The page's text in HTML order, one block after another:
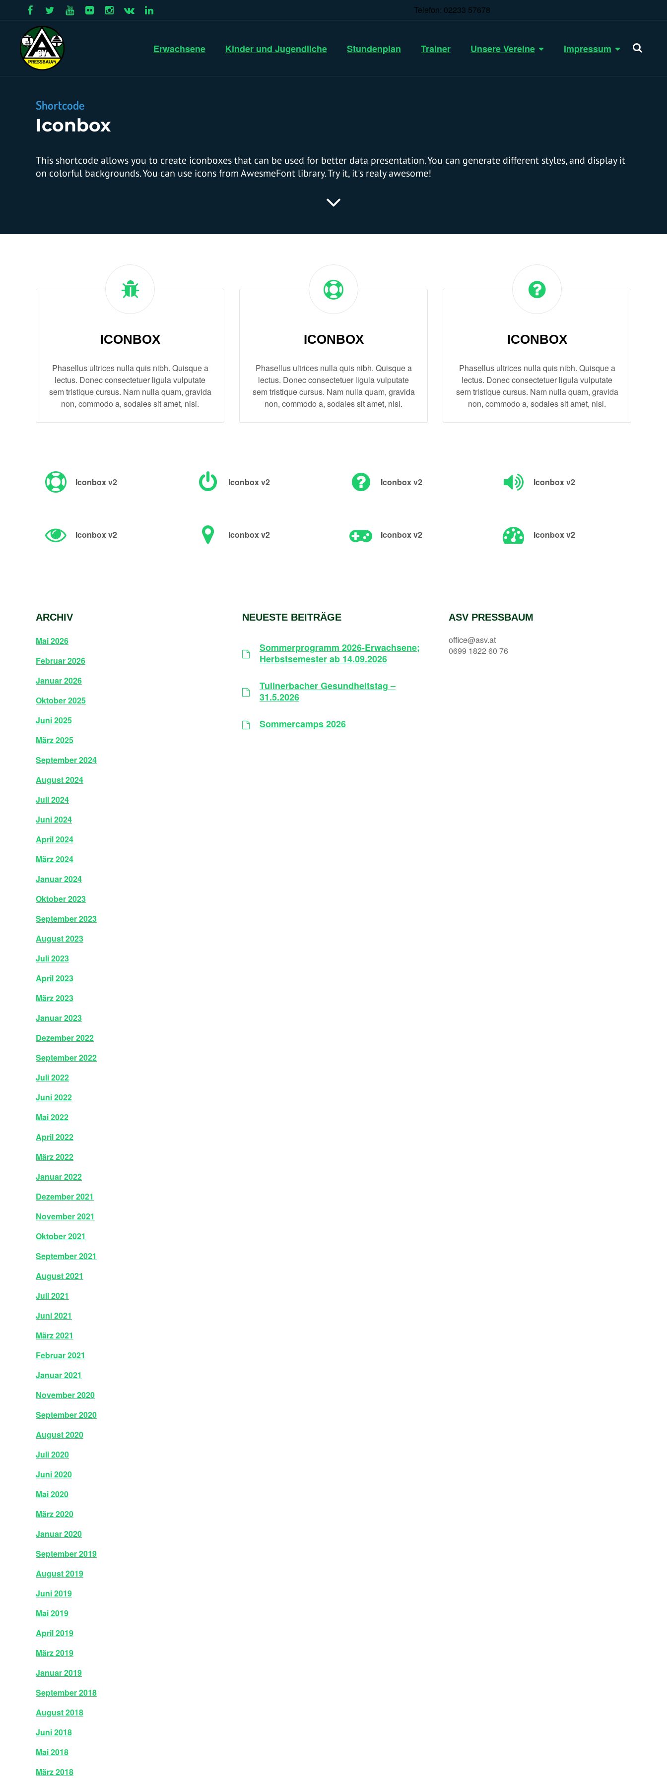
Telefon: 02233 57678
Erwachsene Kinder und Jugendliche Stundenplan Trainer Unsere Vereine Impressum
Shortcode
Iconbox
This shortcode allows you to create iconboxes that can be used for better data presentation. You can generate different styles, and display it
on colorful backgrounds. You can use icons from AwesmeFont library. Try it, it's realy awesome!
ICONBOX
Phasellus ultrices nulla quis nibh. Quisque a
lectus. Donec consectetuer ligula vulputate
sem tristique cursus. Nam nulla quam, gravida
non, commodo a, sodales sit amet, nisi.
ICONBOX
Phasellus ultrices nulla quis nibh. Quisque a
lectus. Donec consectetuer ligula vulputate
sem tristique cursus. Nam nulla quam, gravida
non, commodo a, sodales sit amet, nisi.
ICONBOX
Phasellus ultrices nulla quis nibh. Quisque a
lectus. Donec consectetuer ligula vulputate
sem tristique cursus. Nam nulla quam, gravida
non, commodo a, sodales sit amet, nisi.
Iconbox v2 Iconbox v2 Iconbox v2 Iconbox v2
Iconbox v2 Iconbox v2 Iconbox v2 Iconbox v2
ARCHIV
Mai 2026
Februar 2026
Januar 2026
Oktober 2025
Juni 2025
März 2025
September 2024
August 2024
Juli 2024
Juni 2024
April 2024
März 2024
Januar 2024
Oktober 2023
September 2023
August 2023
Juli 2023
April 2023
März 2023
Januar 2023
Dezember 2022
September 2022
Juli 2022
Juni 2022
Mai 2022
April 2022
März 2022
Januar 2022
Dezember 2021
November 2021
Oktober 2021
September 2021
August 2021
Juli 2021
Juni 2021
März 2021
Februar 2021
Januar 2021
November 2020
September 2020
August 2020
Juli 2020
Juni 2020
Mai 2020
März 2020
Januar 2020
September 2019
August 2019
Juni 2019
Mai 2019
April 2019
März 2019
Januar 2019
September 2018
August 2018
Juni 2018
Mai 2018
März 2018
NEUESTE BEITRÄGE
Sommerprogramm 2026-Erwachsene;
Herbstsemester ab 14.09.2026
Tullnerbacher Gesundheitstag –
31.5.2026
Sommercamps 2026
ASV PRESSBAUM
office@asv.at
0699 1822 60 76